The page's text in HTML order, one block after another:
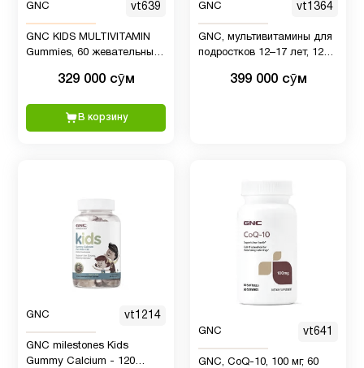
GNC vt639
GNC KIDS MULTIVITAMIN
Gummies, 60 жевательных
вкусы, для детей в
329 000 сӯм
В корзину
GNC vt1364
GNC, мультивитамины для
подростков 12–17 лет, 120
399 000 сӯм
GNC vt1214
GNC milestones Kids
Gummy Calcium - 120
GNC vt641
GNC, CoQ-10, 100 мг, 60